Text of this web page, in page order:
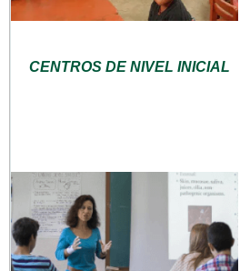
CENTROS DE NIVEL INICIAL